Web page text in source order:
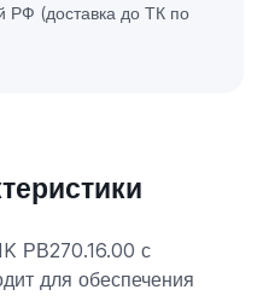
РФ (доставка до ТК по
РВ270.16.00 с
для обеспечения